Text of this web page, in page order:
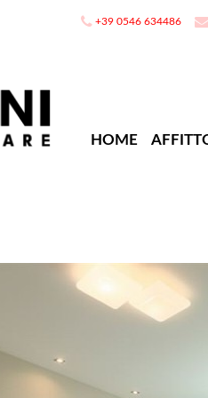
+39 0546 634486
HOME